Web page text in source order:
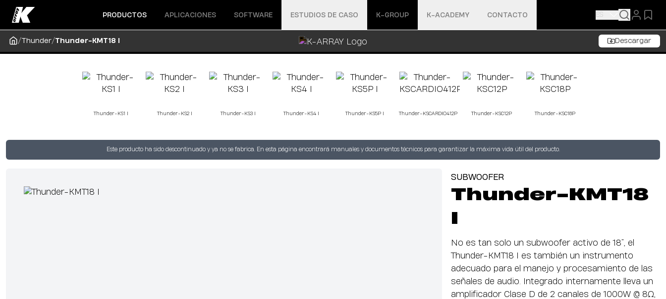
Abrir menú
PRODUCTOS Abrir menú
APLICACIONES Abrir menú
SOFTWARE ESTUDIOS DE CASO Abrir menú
K-GROUP K-ACADEMY CONTACTO ES
/Thunder/Thunder-KMT18 I Descargar
Thunder-KS1 I Thunder-KS2 I Thunder-KS3 I Thunder-KS4 I Thunder-KS5P I Thunder-KSCARDIO412P Thunder-KSC12P Thunder-KSC18P
Este producto ha sido descontinuado y ya no se fabrica. En esta página encontrará manuales y documentos técnicos para garantizar la máxima vida útil del producto.
SUBWOOFER
Thunder-KMT18
No es tan solo un subwoofer activo de 18”, el
Thunder-KMT18 I es también un instrumento
adecuado para el manejo y procesamiento de las
señales de audio. Integrado internamente lleva un
amplificador Clase D de 2 canales de 1000W @ 8Ω,